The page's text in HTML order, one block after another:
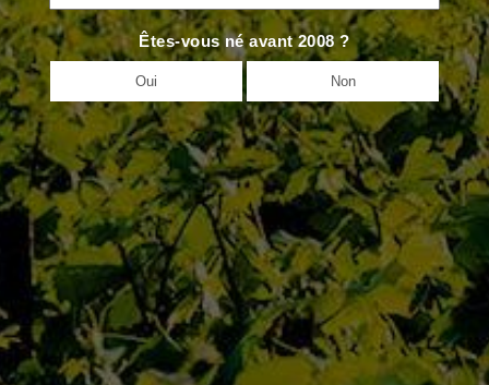
Êtes-vous né avant 2008 ?
Oui Non
Accueil
Qui Sommes Nous
L’Équipe
Contact
Actualités
Nos Maisons
Nos Domaines